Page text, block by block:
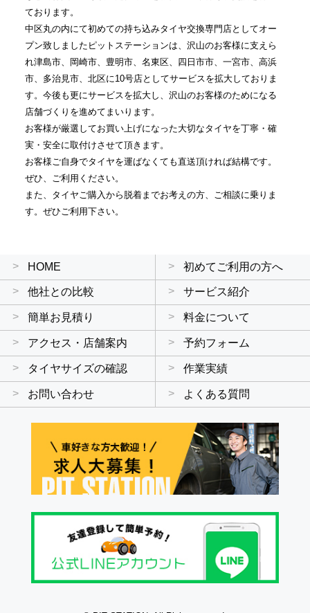
ております。
中区丸の内にて初めての持ち込みタイヤ交換専門店としてオー
プン致しましたピットステーションは、沢山のお客様に支えら
れ津島市、岡崎市、豊明市、名東区、四日市市、一宮市、高浜
市、多治見市、北区に10号店としてサービスを拡大しておりま
す。今後も更にサービスを拡大し、沢山のお客様のためになる
店舗づくりを進めてまいります。
お客様が厳選してお買い上げになった大切なタイヤを丁寧・確
実・安全に取付けさせて頂きます。
お客様ご自身でタイヤを運ばなくても直送頂ければ結構です。
ぜひ、ご利用ください。
また、タイヤご購入から脱着までお考えの方、ご相談に乗りま
す。ぜひご利用下さい。
HOME 初めてご利用の方へ
他社との比較 サービス紹介
簡単お見積り 料金について
アクセス・店舗案内 予約フォーム
タイヤサイズの確認 作業実績
お問い合わせ よくある質問